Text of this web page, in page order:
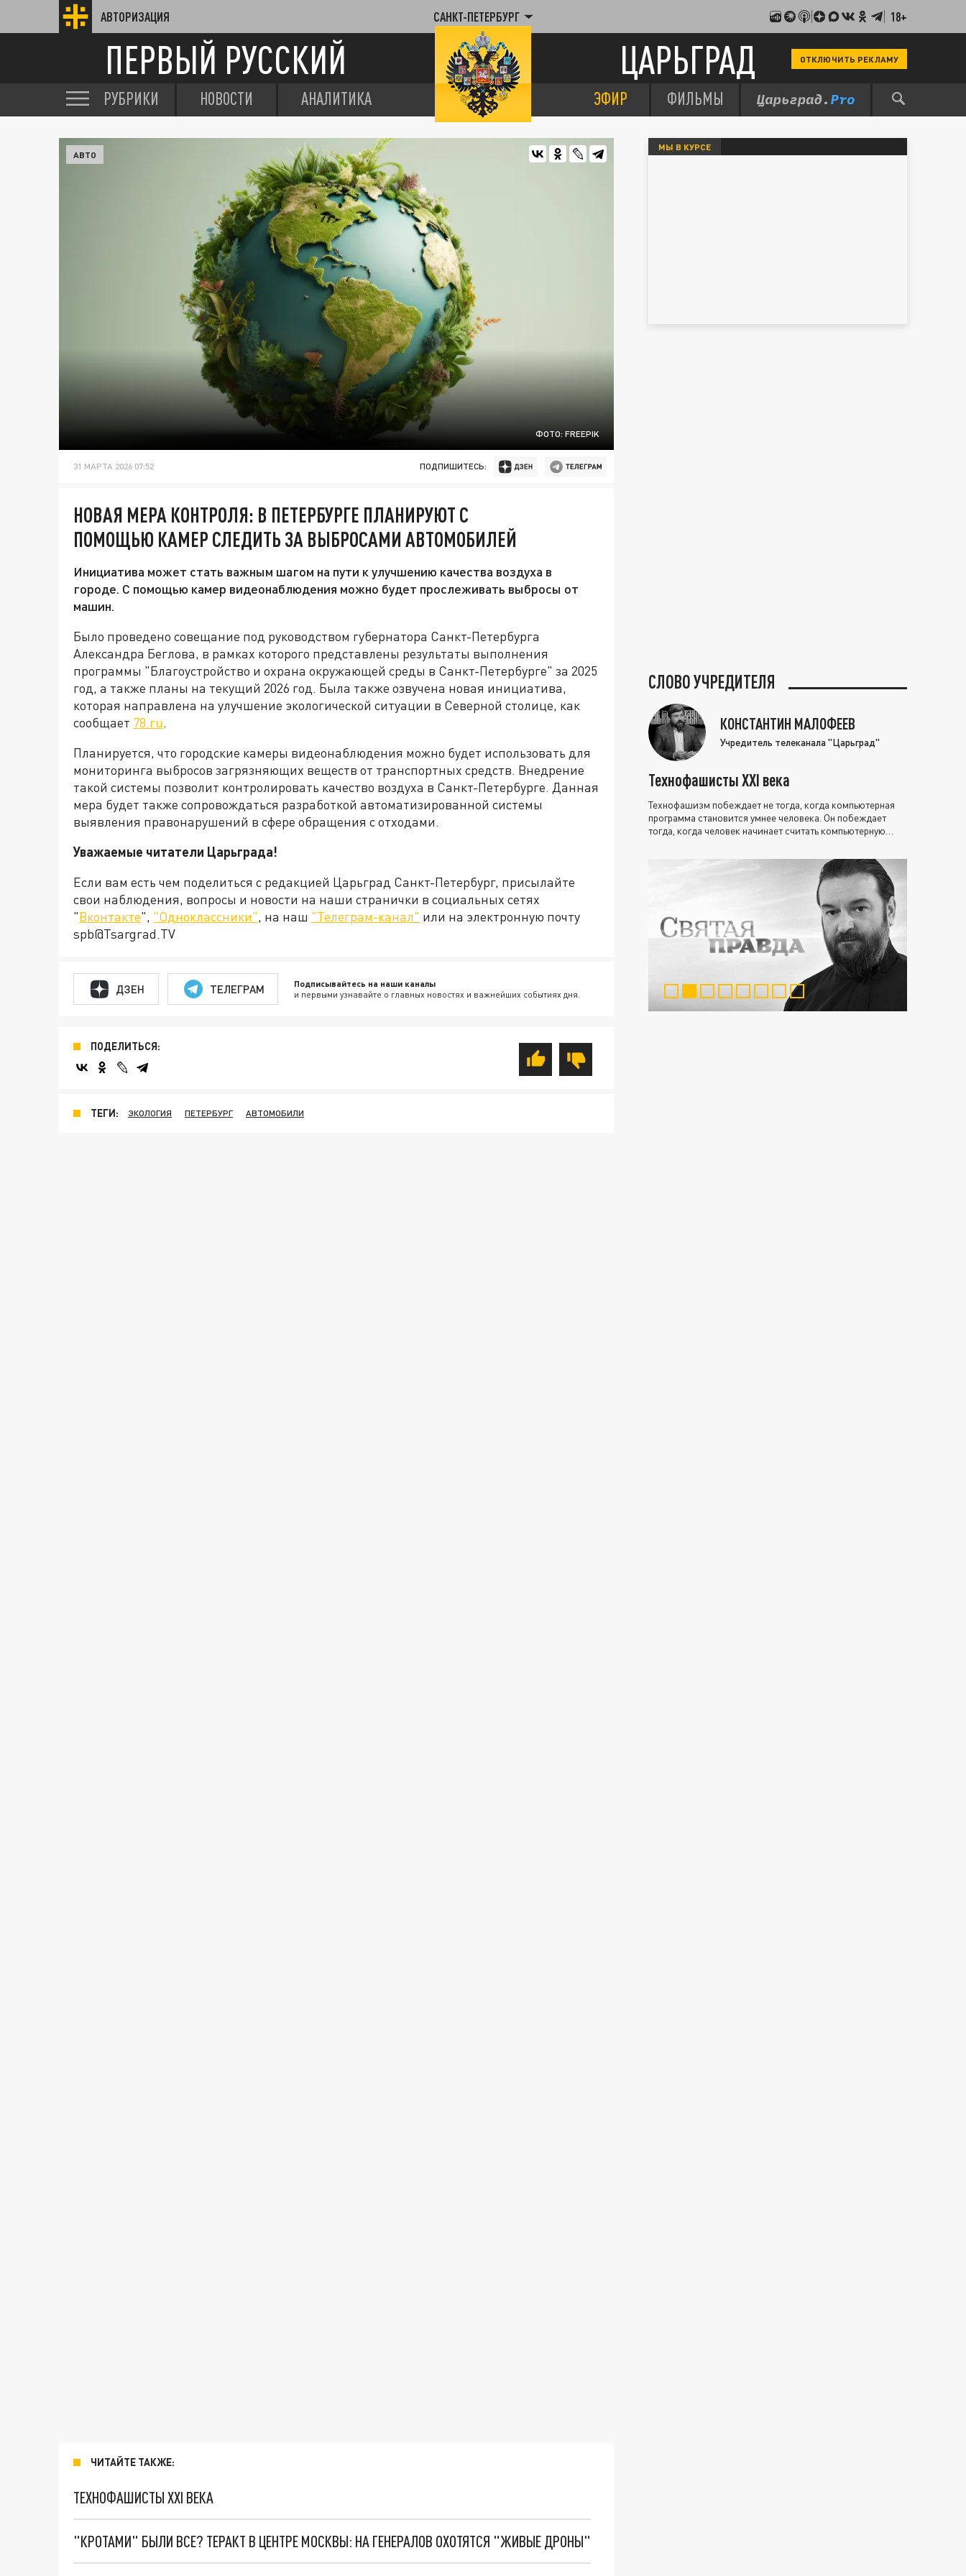
АВТОРИЗАЦИЯ САНКТ-ПЕТЕРБУРГ 18+
ПЕРВЫЙ РУССКИЙ ЦАРЬГРАД ОТКЛЮЧИТЬ РЕКЛАМУ
РУБРИКИ НОВОСТИ АНАЛИТИКА ЭФИР ФИЛЬМЫ
ФОТО: FREEPIK
АВТО
31 МАРТА 2026 07:52 ПОДПИШИТЕСЬ:
НОВАЯ МЕРА КОНТРОЛЯ: В ПЕТЕРБУРГЕ ПЛАНИРУЮТ С
ПОМОЩЬЮ КАМЕР СЛЕДИТЬ ЗА ВЫБРОСАМИ АВТОМОБИЛЕЙ
Инициатива может стать важным шагом на пути к улучшению качества воздуха в
городе. С помощью камер видеонаблюдения можно будет прослеживать выбросы от
машин.
Было проведено совещание под руководством губернатора Санкт-Петербурга
Александра Беглова, в рамках которого представлены результаты выполнения
программы "Благоустройство и охрана окружающей среды в Санкт-Петербурге" за 2025
год, а также планы на текущий 2026 год. Была также озвучена новая инициатива,
которая направлена на улучшение экологической ситуации в Северной столице, как
сообщает 78.ru.
Планируется, что городские камеры видеонаблюдения можно будет использовать для
мониторинга выбросов загрязняющих веществ от транспортных средств. Внедрение
такой системы позволит контролировать качество воздуха в Санкт-Петербурге. Данная
мера будет также сопровождаться разработкой автоматизированной системы
выявления правонарушений в сфере обращения с отходами.
Уважаемые читатели Царьграда!
Если вам есть чем поделиться с редакцией Царьград Санкт-Петербург, присылайте
свои наблюдения, вопросы и новости на наши странички в социальных сетях
"Вконтакте", "Одноклассники", на наш "Телеграм-канал" или на электронную почту
spb@Tsargrad.TV
ДЗЕН ТЕЛЕГРАМ Подписывайтесь на наши каналы
и первыми узнавайте о главных новостях и важнейших событиях дня.
ПОДЕЛИТЬСЯ:
ТЕГИ: ЭКОЛОГИЯ ПЕТЕРБУРГ АВТОМОБИЛИ
ЧИТАЙТЕ ТАКЖЕ:
ТЕХНОФАШИСТЫ XXI ВЕКА
"КРОТАМИ" БЫЛИ ВСЕ? ТЕРАКТ В ЦЕНТРЕ МОСКВЫ: НА ГЕНЕРАЛОВ ОХОТЯТСЯ "ЖИВЫЕ ДРОНЫ"
МЫ В КУРСЕ
СЛОВО УЧРЕДИТЕЛЯ
КОНСТАНТИН МАЛОФЕЕВ
Учредитель телеканала "Царьград"
Технофашисты XXI века
Технофашизм побеждает не тогда, когда компьютерная
программа становится умнее человека. Он побеждает
тогда, когда человек начинает считать компьютерную